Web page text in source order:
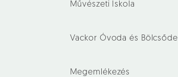
Művészeti Iskola
Vackor Óvoda és Bölcsőde
Megemlékezés